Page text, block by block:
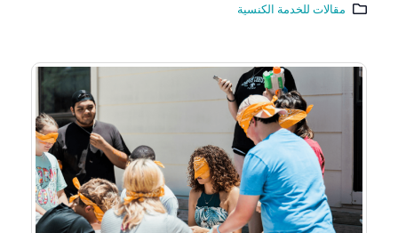
مقالات للخدمة الكنسية